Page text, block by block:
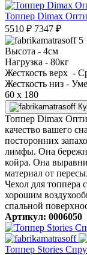
Топпер Dimax
5510 ₽ 7347 ₽
5
Высота - 4см
Нагрузка - 80кг
Жесткость верх -
Жесткость низ -
60 x 180
Топпер Dimax
качество вашего
посторонних
лимфы. Она
койра. Она
материал от
Чехол для топпера
хорошим
спальной
Артикул: 0006050
Топпер Stories